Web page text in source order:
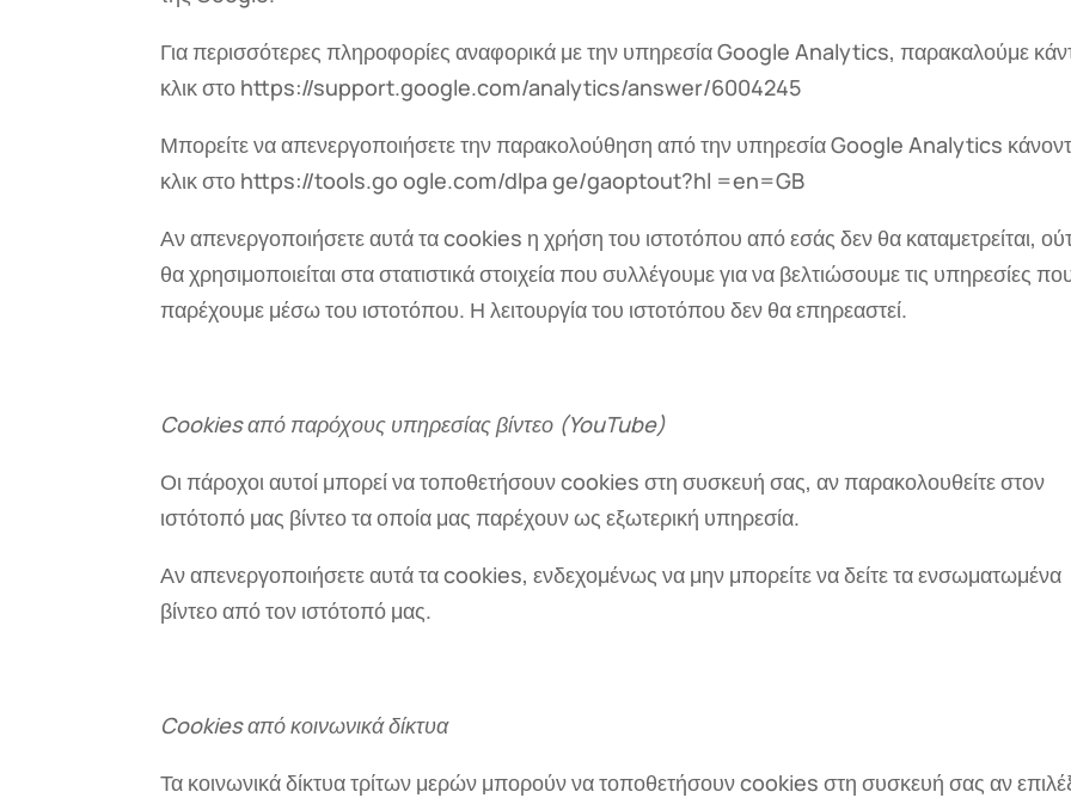
Για περισσότερες πληροφορίες αναφορικά με την υπηρεσία Google Analytics, παρακαλούμε
κλικ στο https://support.google.com/analytics/answer/6004245
Μπορείτε να απενεργοποιήσετε την παρακολούθηση από την υπηρεσία Google Analytics
κλικ στο https://tools.go ogle.com/dlpa ge/gaoptout?hl =en=GB
Αν απενεργοποιήσετε αυτά τα cookies η χρήση του ιστοτόπου από εσάς δεν θα καταμετρείται,
θα χρησιμοποιείται στα στατιστικά στοιχεία που συλλέγουμε για να βελτιώσουμε τις υπηρεσίες
παρέχουμε μέσω του ιστοτόπου. Η λειτουργία του ιστοτόπου δεν θα επηρεαστεί.
Cookies από παρόχους υπηρεσίας βίντεο (YouTube)
Οι πάροχοι αυτοί μπορεί να τοποθετήσουν cookies στη συσκευή σας, αν παρακολουθείτε στον
ιστότοπό μας βίντεο τα οποία μας παρέχουν ως εξωτερική υπηρεσία.
Αν απενεργοποιήσετε αυτά τα cookies, ενδεχομένως να μην μπορείτε να δείτε τα ενσωματωμένα
βίντεο από τον ιστότοπό μας.
Cookies από κοινωνικά δίκτυα
Τα κοινωνικά δίκτυα τρίτων μερών μπορούν να τοποθετήσουν cookies στη συσκευή σας αν